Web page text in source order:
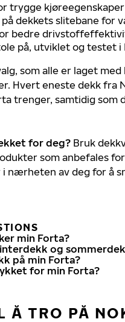
trygge
på dekkets slitebane for
bedre
på, utviklet og testet i
som alle er laget
Hvert eneste dekk fra
trenger, samtidig som
for deg? Bruk
som anbefales
nærheten av deg for å
min Forta?
og
på min Forta?
for min Forta?
Å TRO PÅ